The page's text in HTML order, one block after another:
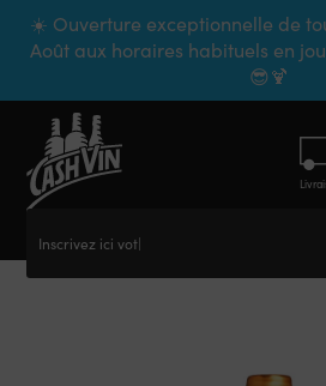
☀️ Ouverture exceptionnelle de
Août aux horaires habituels en
😎🍹
Inscrivez ici votre
Panneau de gestion des cookies